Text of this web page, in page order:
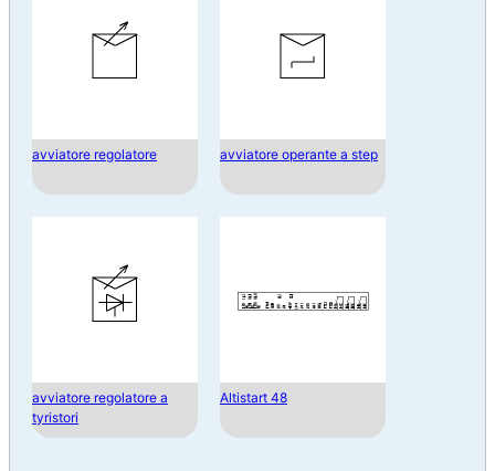
avviatore regolatore avviatore operante a step
avviatore regolatore a
tyristori
Altistart 48